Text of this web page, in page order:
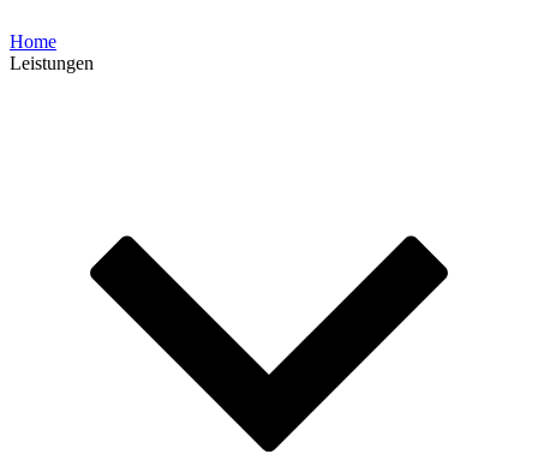
Home
Leistungen